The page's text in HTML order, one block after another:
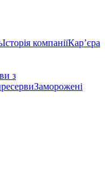
Історія компаніїКар’єра
з
Заморожені